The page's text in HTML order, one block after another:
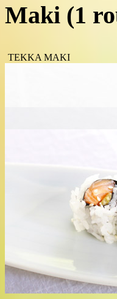
Maki (1
TEKKA MAKI
6 pièces d’Œufs de Saumon
6 pièces d’Anguilles grillées
NEGI TORO MAKI
6 pièces de Thon gras*